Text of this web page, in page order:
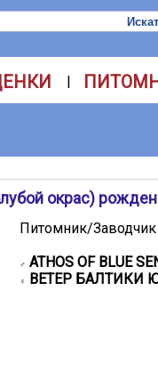
|
окрас)
Питомник/Заводчик
♂ ATHOS OF BLUE
♀ ВЕТЕР БАЛТИКИ